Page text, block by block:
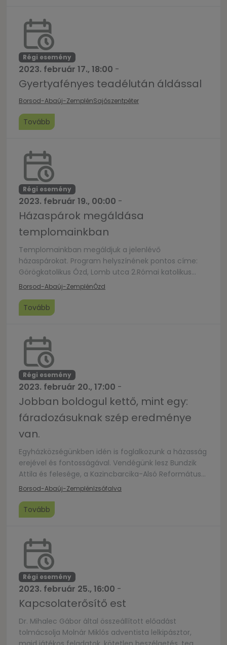
Régi esemény
2023. február 17., 18:00 -
Gyertyafényes teadélután áldással
Borsod-Abaúj-ZemplénSajószentpéter
Tovább
Régi esemény
2023. február 19., 00:00 -
Házaspárok megáldása
templomainkban
Templomainkban megáldjuk a jelenlévő
házaspárokat. Program helyszínének pontos címe:
Görögkatolikus Ózd, Lomb utca 2.Római katolikus
Ózd, Ív utca 2.Római Katolikus Ózd, Bolyky T. u.
Tábla út 8.Evangélikus Ózd, Váczi Mihály u. 13.
Borsod-Abaúj-ZemplénÓzd
Tovább
Régi esemény
2023. február 20., 17:00 -
Jobban boldogul kettő, mint egy:
fáradozásuknak szép eredménye
van.
Egyházközségünkben idén is foglalkozunk a házasság
erejével és fontosságával. Vendégünk lesz Bundzik
Attila és felesége, a Kazincbarcika-Alsó Református
Gyülekezet lelkészházaspárja, hogy építsék a
Borsod-Abaúj-ZemplénIzsófalva
Tovább
Régi esemény
2023. február 25., 16:00 -
Kapcsolaterősítő est
Dr. Mihalec Gábor által összeállított előadást
tolmácsolja Molnár Miklós adventista lelkipásztor,